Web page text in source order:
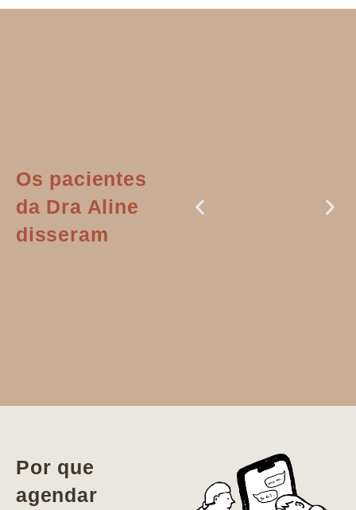
Os pacientes
da Dra Aline
disseram
vida. Ela me
encontrou num
estado misto de
Por que
agendar